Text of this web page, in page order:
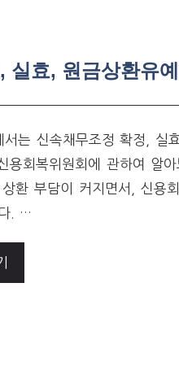
효, 원금상환유
서는 신속채무조정 확정, 실
용회복위원회에 관하여 알
환 부담이 커지면서, 신용
. …